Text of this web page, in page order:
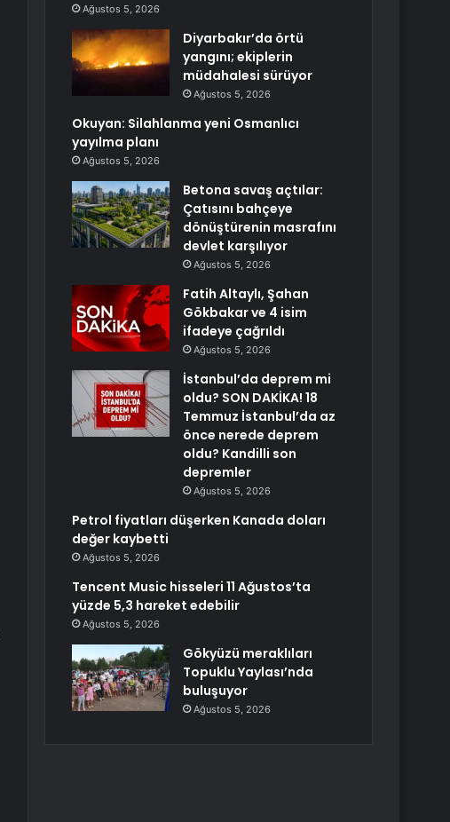
Ağustos 5, 2026
Diyarbakır’da örtü
yangını; ekiplerin
müdahalesi sürüyor
Ağustos 5, 2026
Okuyan: Silahlanma yeni Osmanlıcı
yayılma planı
Ağustos 5, 2026
Betona savaş açtılar:
Çatısını bahçeye
dönüştürenin masrafını
devlet karşılıyor
Ağustos 5, 2026
Fatih Altaylı, Şahan
Gökbakar ve 4 isim
ifadeye çağrıldı
Ağustos 5, 2026
İstanbul’da deprem mi
oldu? SON DAKİKA! 18
Temmuz İstanbul’da az
önce nerede deprem
oldu? Kandilli son
depremler
Ağustos 5, 2026
Petrol fiyatları düşerken Kanada doları
değer kaybetti
Ağustos 5, 2026
Tencent Music hisseleri 11 Ağustos’ta
yüzde 5,3 hareket edebilir
Ağustos 5, 2026
Gökyüzü meraklıları
Topuklu Yaylası’nda
buluşuyor
Ağustos 5, 2026